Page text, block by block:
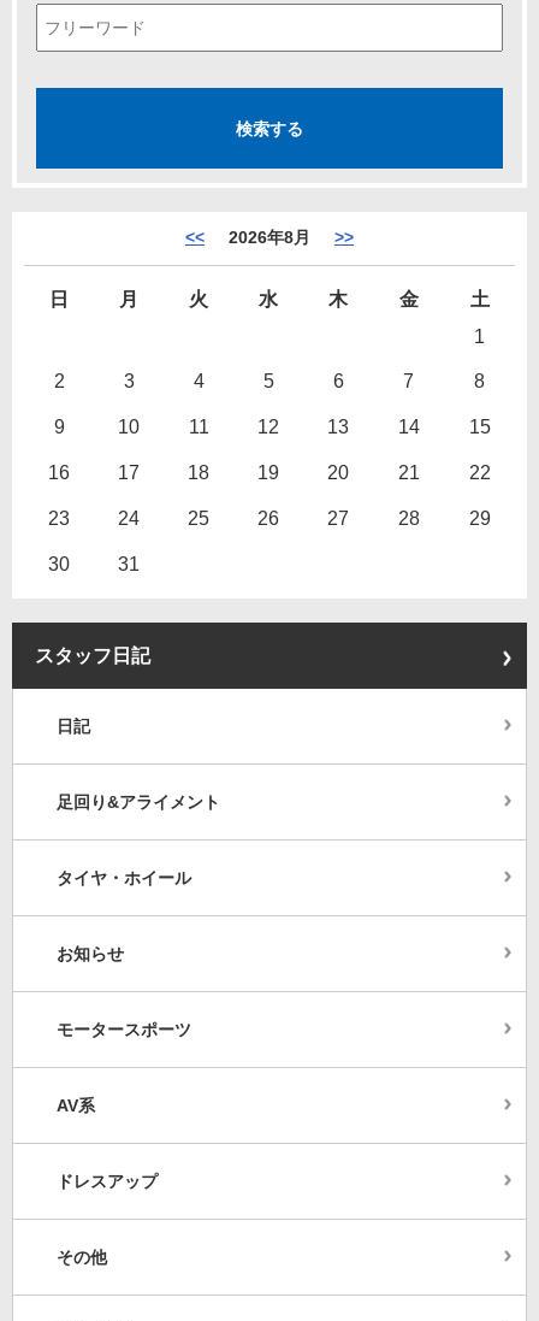
<< 2026年8月 >>
日 月 火 水 木 金
土
1
2 3 4 5 6 7 8
9 10 11 12 13 14 15
16 17 18 19 20 21 22
23 24 25 26 27 28 29
30 31
スタッフ日記
日記
足回り&アライメント
タイヤ・ホイール
お知らせ
モータースポーツ
AV系
ドレスアップ
その他